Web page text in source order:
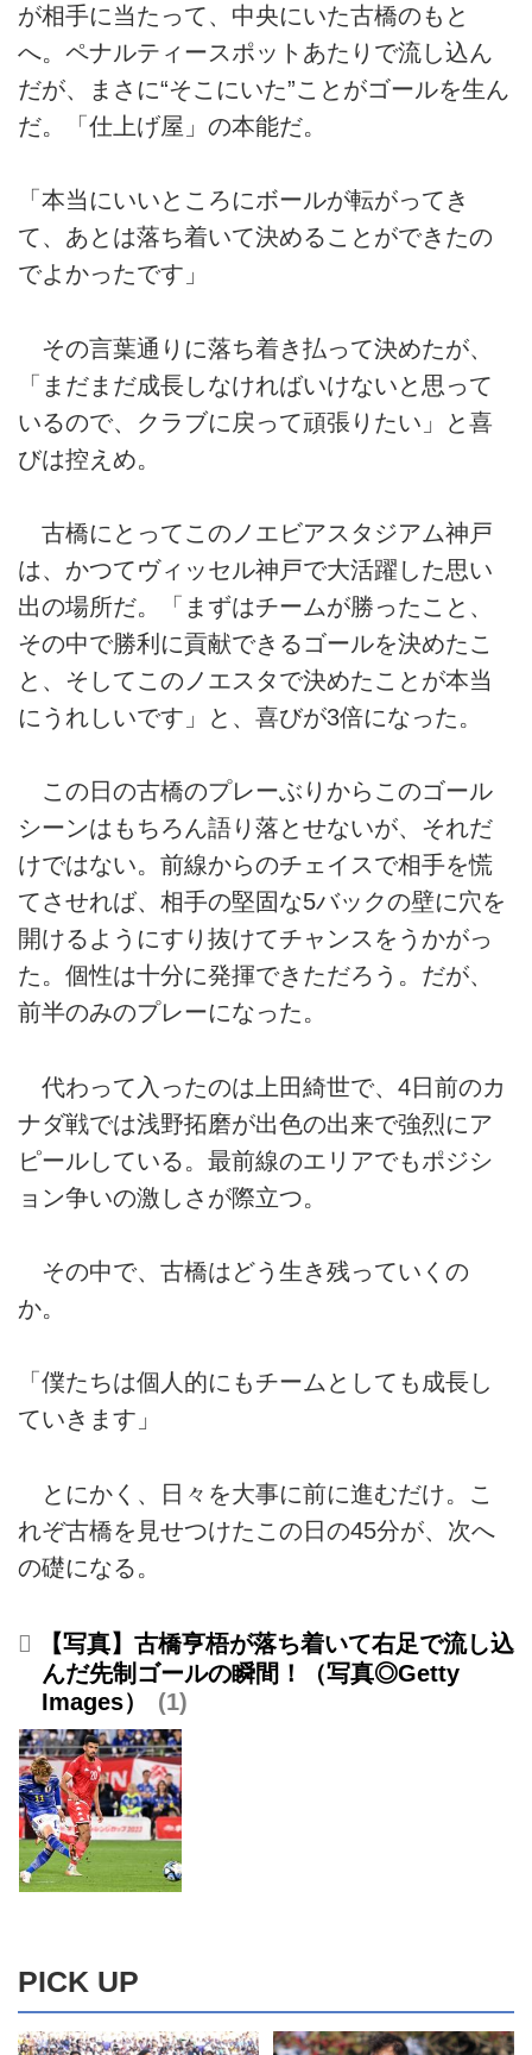
が相手に当たって、中央にいた古橋のもと
へ。ペナルティースポットあたりで流し込ん
だが、まさに“そこにいた”ことがゴールを生ん
だ。「仕上げ屋」の本能だ。
「本当にいいところにボールが転がってき
て、あとは落ち着いて決めることができたの
でよかったです」
その言葉通りに落ち着き払って決めたが、
「まだまだ成長しなければいけないと思って
いるので、クラブに戻って頑張りたい」と喜
びは控えめ。
古橋にとってこのノエビアスタジアム神戸
は、かつてヴィッセル神戸で大活躍した思い
出の場所だ。「まずはチームが勝ったこと、
その中で勝利に貢献できるゴールを決めたこ
と、そしてこのノエスタで決めたことが本当
にうれしいです」と、喜びが3倍になった。
この日の古橋のプレーぶりからこのゴール
シーンはもちろん語り落とせないが、それだ
けではない。前線からのチェイスで相手を慌
てさせれば、相手の堅固な5バックの壁に穴を
開けるようにすり抜けてチャンスをうかがっ
た。個性は十分に発揮できただろう。だが、
前半のみのプレーになった。
代わって入ったのは上田綺世で、4日前のカ
ナダ戦では浅野拓磨が出色の出来で強烈にア
ピールしている。最前線のエリアでもポジシ
ョン争いの激しさが際立つ。
その中で、古橋はどう生き残っていくの
か。
「僕たちは個人的にもチームとしても成長し
ていきます」
とにかく、日々を大事に前に進むだけ。こ
れぞ古橋を見せつけたこの日の45分が、次へ
の礎になる。
【写真】古橋亨梧が落ち着いて右足で流し込
んだ先制ゴールの瞬間！（写真◎Getty
Images）
1
PICK UP